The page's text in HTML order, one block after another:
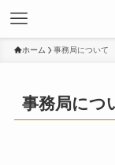
ホーム 事務局について
事務局につ